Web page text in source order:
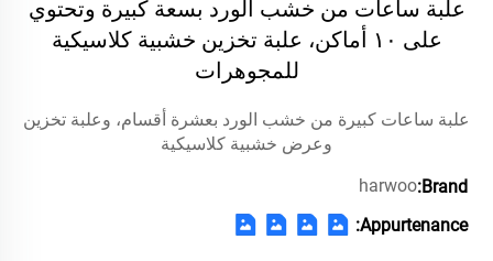
علبة ساعات من خشب الورد بسعة كبيرة وتحتوي
على ١٠ أماكن، علبة تخزين خشبية كلاسيكية
للمجوهرات
علبة ساعات كبيرة من خشب الورد بعشرة أقسام، وعلبة تخزين
وعرض خشبية كلاسيكية
Brand:
harwoo
Appurtenance: